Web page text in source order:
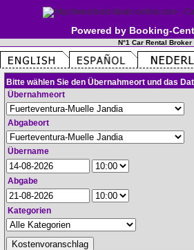
Powered by Booking-
N°1 Car Rental Broker
Bitte wählen Sie den Übernahmeort und das
Übernahmeort
Abgabeort
Übername
Abgabe
Kategorien